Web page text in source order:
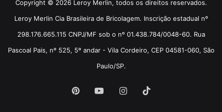
Copyright © 2026 Leroy Merlin, todos os direitos reservados.
Leroy Merlin Cia Brasileira de Bricolagem. Inscrição estadual nº
298.176.665.115 CNPJ/MF sob o nº 01.438.784/0048-60. Rua
Pascoal Pais, nº 525, 5º andar - Vila Cordeiro, CEP 04581-060, São
Paulo/SP.
PinterestYouTubeInstagram